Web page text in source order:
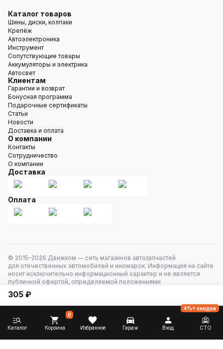
305 ₽
Каталог товаров
Шины, диски, колпаки
Крепёж
Автоэлектроника
Инструмент
Сопутствующие товары
Аккумуляторы и электрика
Автосвет
Клиентам
Гарантии и возврат
Бонусная программа
Подарочные сертификаты
Статьи
Новости
Доставка и оплата
О компании
Контакты
Сотрудничество
О компании
Доставка
Оплата
© 2015–2026 Движком — сеть магазинов автозапчастей
для отечественных автомобилей и иномарок. Информация на сайте
носит исключительно информационный характер и не является
публичной офертой, определяемой положениями
Каталог Корзина
0
Избранное Гараж Вход СТО
4%+ скидка